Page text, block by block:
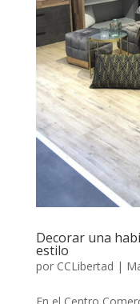
Decorar una
estilo
por CCLibertad |